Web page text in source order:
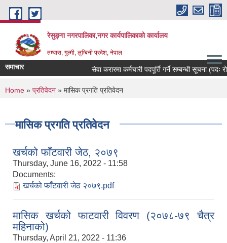
Skip to main content
रेसुङ्गा नगरपालिका,नगर कार्यपालिकाको कार्यालय
तम्घास, गुल्मी, लुम्बिनी प्रदेश, नेपाल
समाचार सेवा करारमा कर्मचारी पदपूर्ति गर्ने सम्बन्धी सूचना (पदः
You are here
Home » प्रतिवेदन » मासिक प्रगति प्रतिवेदन
मासिक प्रगति प्रतिवेदन
खर्चको फाँटवारी जेठ, २०७९
Thursday, June 16, 2022 - 11:58
Documents:
खर्चको फाँटवारी जेठ २०७९.pdf
मासिक खर्चको फाटवारी विवरण (२०७८-७९ चैत्र
महिनाको)
Thursday, April 21, 2022 - 11:36